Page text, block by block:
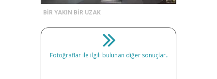
BİR YAKIN BİR UZAK
Fotoğraflar ile ilgili bulunan diğer sonuçlar..